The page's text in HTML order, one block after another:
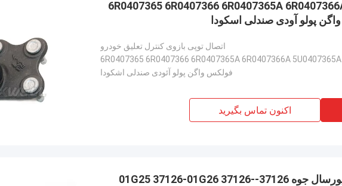
مفصل توپ معلق اتوماتیک 6R0407365 6R0407366 6R0407365A 6R0407366A
اتصال توپی بازوی کنترل تعلیق خودرو
6R0407365 6R0407366 6R0407365A 6R0407366A 5U0407365A
فولکس واگن پولو آئودی صندلی اشکودا
اکنون تماس بگیرید
پيكاپ گشتي ترانو نيسان یونیورسال جوه 37126-01G25 37126-01G26 37126-